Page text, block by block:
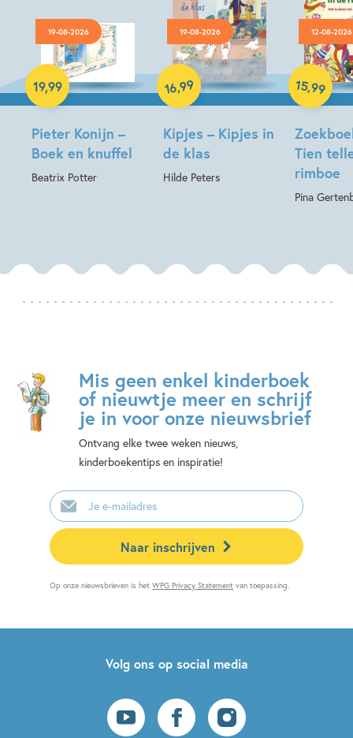
19-08-2026
Pieter Konijn –
Boek en knuffel
Beatrix Potter
19,99
Hardcover
19-08-2026
Kipjes – Kipjes in
de klas
Hilde Peters
16,99
Hardcover
12-08-2026
Tien
rimboe
Pina
15,99
Hardcover
Mis geen enkel kinderboek
of nieuwtje meer en schrijf
je in voor onze nieuwsbrief
Ontvang elke twee weken nieuws,
kinderboekentips en inspiratie!
E-
mailadres
Naar inschrijven
Op onze nieuwsbrieven is hetWPG Privacy Statement van toepassing.
Volg ons op social media